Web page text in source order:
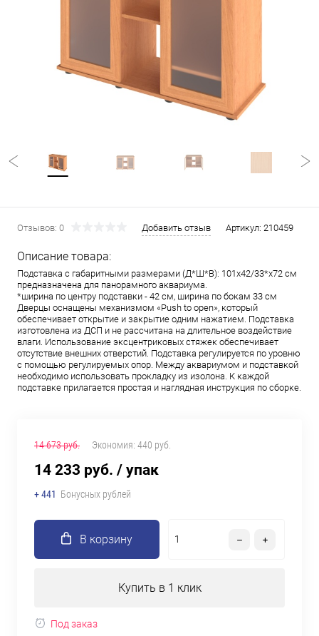
Отзывов: 0 Добавить отзыв Артикул: 210459
Описание товара:
Подставка с габаритными размерами (Д*Ш*В): 101х42/33*х72 см
предназначена для панорамного аквариума.
*ширина по центру подставки - 42 см, ширина по бокам 33 см
Дверцы оснащены механизмом «Push to open», который
обеспечивает открытие и закрытие одним нажатием. Подставка
изготовлена из ДСП и не рассчитана на длительное воздействие
влаги. Использование эксцентриковых стяжек обеспечивает
отсутствие внешних отверстий. Подставка регулируется по уровню
с помощью регулируемых опор. Между аквариумом и подставкой
необходимо использовать прокладку из изолона. К каждой
подставке прилагается простая и наглядная инструкция по сборке.
14 673 руб. Экономия: 440 руб.
14 233 руб. / упак
+ 441 Бонусных рублей
В корзину
Купить в 1 клик
Под заказ